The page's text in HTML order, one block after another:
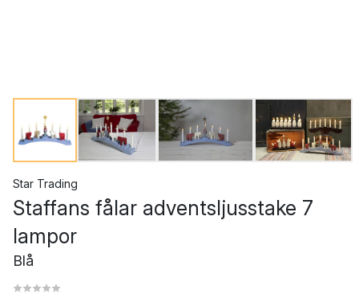
Star Trading
Staffans fålar adventsljusstake 7
lampor
Blå